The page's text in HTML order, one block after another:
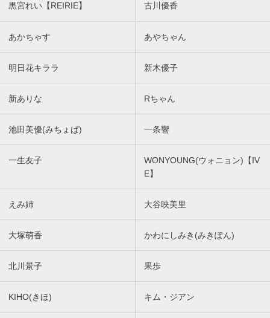
黒宮れい【REIRIE】 古川優香
あかちゃす あやちゃん
明日花キララ 新木優子
新ありな Rちゃん
池田美優(みちょぱ) 一条響
一生友子
WONYOUNG(ウォニョン)【IV
E】
えみ姉 大谷映美里
大塚萌香 かわにしみき(みきぽん)
北川景子 果歩
KIHO(きほ) キム・ジアン